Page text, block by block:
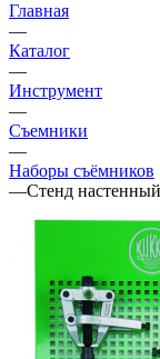
Главная
—
Каталог
—
Инструмент
—
Съемники
—
Наборы съёмников
—Стенд